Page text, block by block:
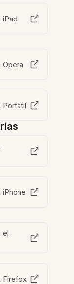
iPad
Opera
Portátil
iPhone
el
Firefox